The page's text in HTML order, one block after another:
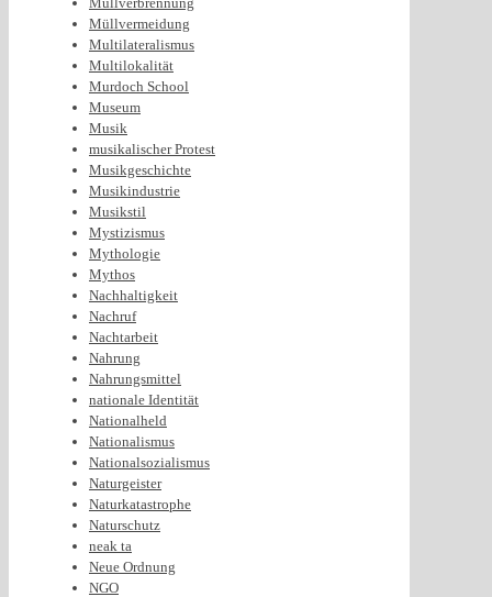
Müllvermeidung
Multilateralismus
Multilokalität
Murdoch School
Museum
Musik
musikalischer Protest
Musikgeschichte
Musikindustrie
Musikstil
Mystizismus
Mythologie
Mythos
Nachhaltigkeit
Nachruf
Nachtarbeit
Nahrung
Nahrungsmittel
nationale Identität
Nationalheld
Nationalismus
Nationalsozialismus
Naturgeister
Naturkatastrophe
Naturschutz
neak ta
Neue Ordnung
NGO